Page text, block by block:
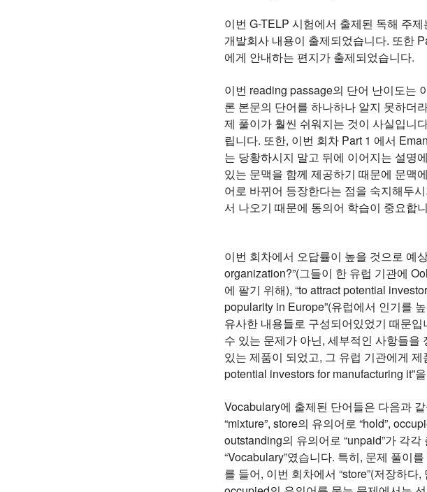
이번 G-TELP 시험에서 출제된 독해 주
개발회사 내용이 출제되었습니다. 또한
에게 안내하는 편지가 출제되었습니다.
이번 reading passage의 단어 난이도는
론 본문의 단어를 하나하나 알지 못하더
제 풀이가 훨씬 쉬워지는 것이 사실입니
립니다. 또한, 이번 회차 Part 1 에서
는 당황하시지 말고 뒤에 이어지는 설명
있는 문맥을 함께 제공하기 때문에 문맥
어로 바뀌어 등장한다는 점을 숙지해두
서 나오기 때문에 동의어 학습이 중요합
이번 회차에서 오답률이 높을 것으로 예
organization?”(그들이 한 유럽 기관에
에 팔기 위해), “to attract potential
popularity in Europe”(유럽에서 인기를
유사한 내용들로 구성되어있었기 때문
수 있는 문제가 아닌, 세부적인 사항들
있는 제품이 되었고, 그 유럽 기관에게
potential investors for manufacturing it”
Vocabulary에 출제된 단어들은 다음과
“mixture”, store의 유의어로 “hold”,
outstanding의 유의어로 “unpaid”가 각
“Vocabulary”였습니다. 특히, 문제 풀이
를 들어, 이번 회차에서 “store”(저장하다